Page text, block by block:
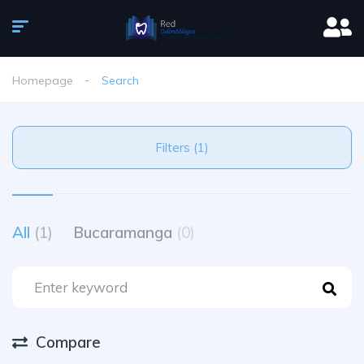
Homepage Search
Filters (1)
All (1) Bucaramanga (0)
Compare